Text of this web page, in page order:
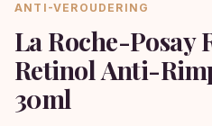
ANTI-VEROUDERING
La Roche-Posay
Retinol Anti-
30ml